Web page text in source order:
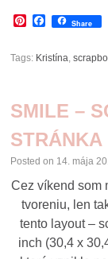
Pinterest
Facebook
Share
Tags: Kristína,
SMILE –
STRÁNKA
Posted on 14. mája
Cez víkend som
tvoreniu, len
tento layout –
inch (30,4 x